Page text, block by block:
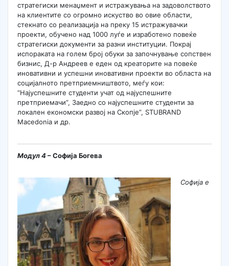
стратегиски менаџмент и истражувања на задоволството
на клиентите со огромно искуство во овие области,
стекнато со реализација на преку 15 истражувачки
проекти, обучено над 1000 луѓе и изработено повеќе
стратегиски документи за разни институции. Покрај
испораката на голем број обуки за започнување сопствен
бизнис, Д-р Андреев е еден од креаторите на повеќе
иновативни и успешни иновативни проекти во областа на
социјалното претприемништвото, меѓу кои:
“Најуспешните студенти учат од најуспешните
претприемачи”, Заедно со најуспешните студенти за
локален екoномски развој на Скопје”, STUBRAND
Macedonia и др.
Модул4 – Софија Богева
Софија е